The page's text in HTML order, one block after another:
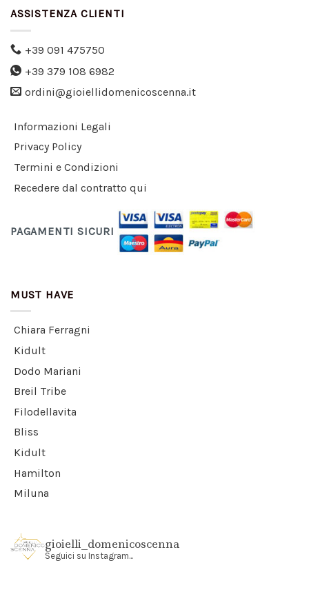
ASSISTENZA CLIENTI
+39 091 475750
+39 379 108 6982
ordini@gioiellidomenicoscenna.it
Informazioni Legali
Privacy Policy
Termini e Condizioni
Recedere dal contratto qui
PAGAMENTI SICURI
MUST HAVE
Chiara Ferragni
Kidult
Dodo Mariani
Breil Tribe
Filodellavita
Bliss
Kidult
Hamilton
Miluna
gioielli_domenicoscenna
Seguici su Instagram...